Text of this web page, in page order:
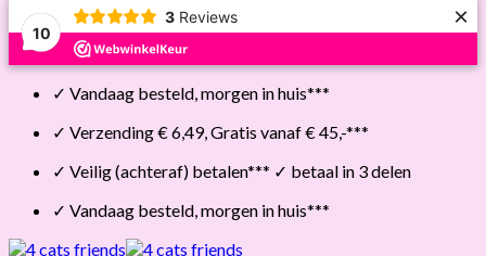
10
3 Reviews ×
Skip
✓ Vandaag besteld, morgen in huis***
✓ Verzending € 6,49, Gratis vanaf € 45,-***
✓ Veilig (achteraf) betalen*** ✓ betaal in 3 delen
✓ Vandaag besteld, morgen in huis***